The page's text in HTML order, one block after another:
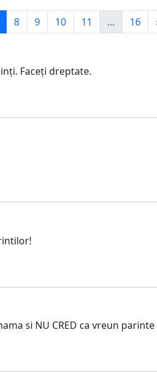
8 9 10 11 ... 16
Faceți dreptate.
si NU CRED ca vreun